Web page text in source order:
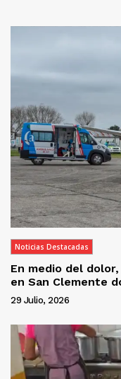
Noticias Destacadas
En medio del
en San Clemente
29 Julio, 2026